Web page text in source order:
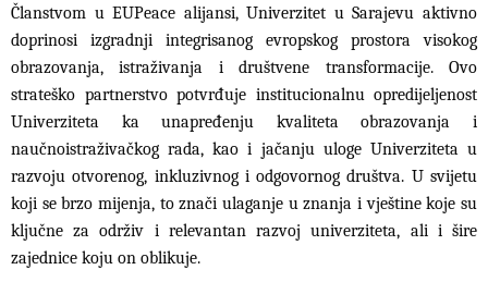
Članstvom u EUPeace alijansi, Univerzitet u Sarajevu aktivno
doprinosi izgradnji integrisanog evropskog prostora visokog
obrazovanja, istraživanja i društvene transformacije. Ovo
strateško partnerstvo potvrđuje institucionalnu opredijeljenost
Univerziteta ka unapređenju kvaliteta obrazovanja i
naučnoistraživačkog rada, kao i jačanju uloge Univerziteta u
razvoju otvorenog, inkluzivnog i odgovornog društva. U svijetu
koji se brzo mijenja, to znači ulaganje u znanja i vještine koje su
ključne za održiv i relevantan razvoj univerziteta, ali i šire
zajednice koju on oblikuje.